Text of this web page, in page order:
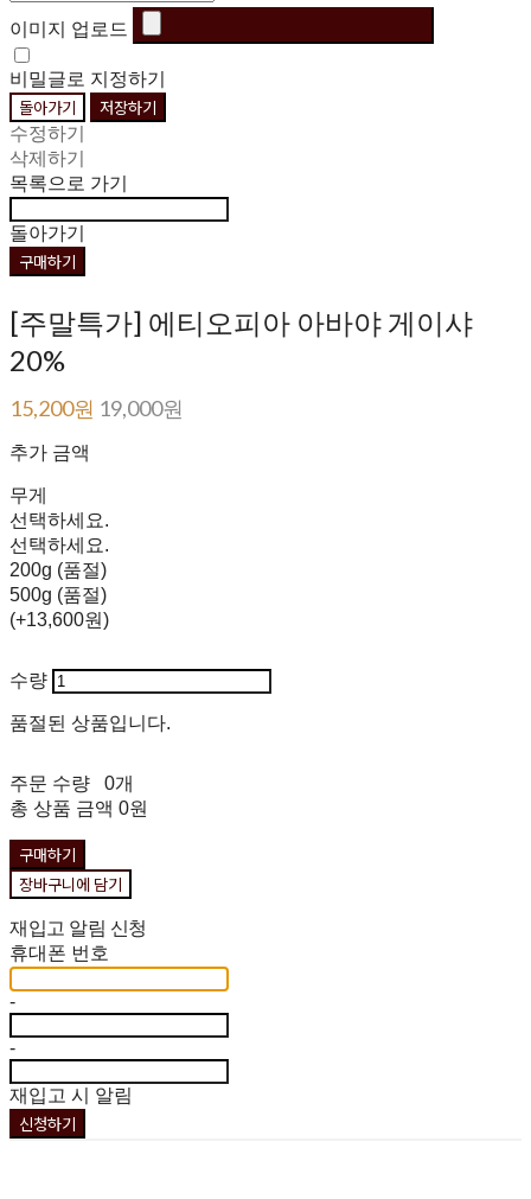
이미지 업로드
비밀글로 지정하기
돌아가기 저장하기
수정하기
삭제하기
목록으로 가기
돌아가기
구매하기
[주말특가] 에티오피아 아바야 게이샤
20%
15,200원 19,000원
추가 금액
무게
선택하세요.
선택하세요.
200g (품절)
500g (품절)
(+13,600원)
수량
품절된 상품입니다.
주문 수량
0개
총 상품 금액 0원
구매하기
장바구니에 담기
재입고 알림 신청
휴대폰 번호
-
-
재입고 시 알림
신청하기